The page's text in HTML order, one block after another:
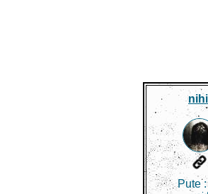
nihil
Pute :